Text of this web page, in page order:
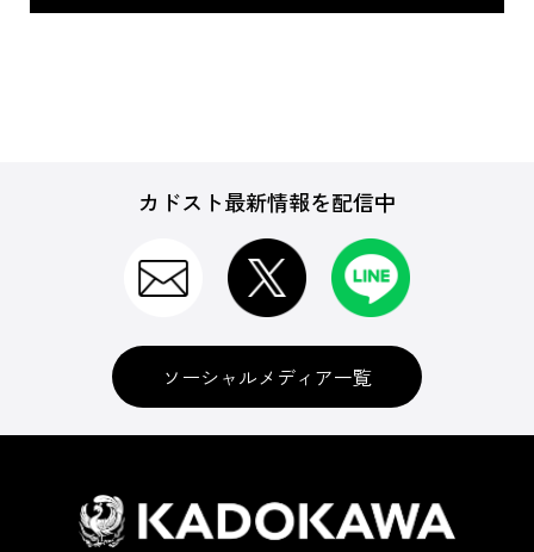
カドスト最新情報を配信中
ソーシャルメディア一覧